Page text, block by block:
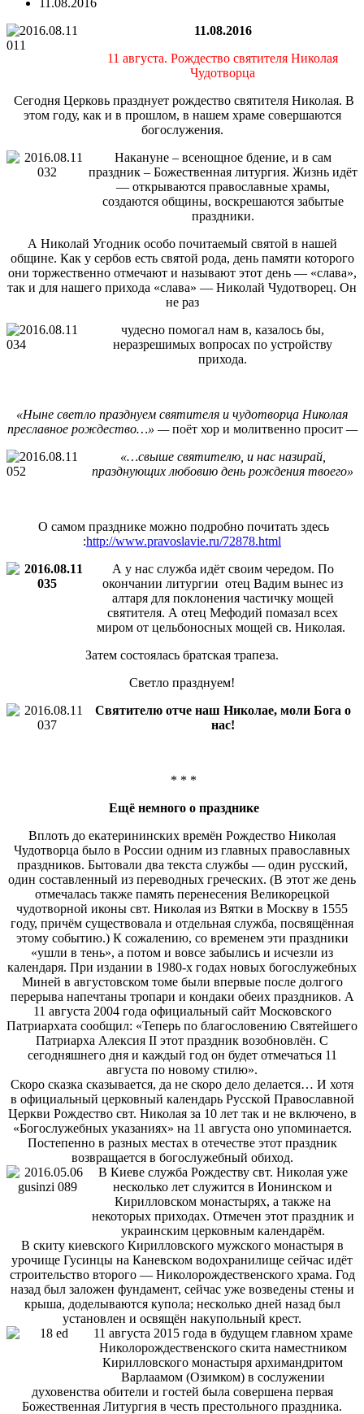
11.08.2016
11.08.2016
11 августа. Рождество святителя Николая
Чудотворца
Сегодня Церковь празднует рождество святителя Николая. В
этом году, как и в прошлом, в нашем храме совершаются
богослужения.
Накануне – всенощное бдение, и в сам
праздник – Божественная литургия. Жизнь идёт
— открываются православные храмы,
создаются общины, воскрешаются забытые
праздники.
А Николай Угодник особо почитаемый святой в нашей
общине. Как у сербов есть святой рода, день памяти которого
они торжественно отмечают и называют этот день — «слава»,
так и для нашего прихода «слава» — Николай Чудотворец. Он
не раз
чудесно помогал нам в, казалось бы,
неразрешимых вопросах по устройству
прихода.
«Ныне светло празднуем святителя и чудотворца Николая
преславное рождество…» —поёт хор и молитвенно просит—
«…свыше святителю, и нас назирай,
празднующих любовию день рождения твоего»
О самом празднике можно подробно почитать здесь
:http://www.pravoslavie.ru/72878.html
А у нас служба идёт своим чередом. По
окончании литургии отец Вадим вынес из
алтаря для поклонения частичку мощей
святителя. А отец Мефодий помазал всех
миром от цельбоносных мощей св. Николая.
Затем состоялась братская трапеза.
Светло празднуем!
Святителю отче наш Николае, моли Бога о
нас!
* * *
Ещё немного о празднике
Вплоть до екатерининских времён Рождество Николая
Чудотворца было в России одним из главных православных
праздников. Бытовали два текста службы — один русский,
один составленный из переводных греческих. (В этот же день
отмечалась также память перенесения Великорецкой
чудотворной иконы свт. Николая из Вятки в Москву в 1555
году, причём существовала и отдельная служба, посвящённая
этому событию.) К сожалению, со временем эти праздники
«ушли в тень», а потом и вовсе забылись и исчезли из
календаря. При издании в 1980-х годах новых богослужебных
Миней в августовском томе были впервые после долгого
перерыва напечтаны тропари и кондаки обеих праздников. А
11 августа 2004 года официальный сайт Московского
Патриархата сообщил: «Теперь по благословению Святейшего
Патриарха Алексия II этот праздник возобновлён. С
сегодняшнего дня и каждый год он будет отмечаться 11
августа по новому стилю».
Скоро сказка сказывается, да не скоро дело делается… И хотя
в официальный церковный календарь Русской Православной
Церкви Рождество свт. Николая за 10 лет так и не включено, в
«Богослужебных указаниях» на 11 августа оно упоминается.
Постепенно в разных местах в отечестве этот праздник
возвращается в богослужебный обиход.
В Киеве служба Рождеству свт. Николая уже
несколько лет служится в Ионинском и
Кирилловском монастырях, а также на
некоторых приходах. Отмечен этот праздник и
украинским церковным календарём.
В скиту киевского Кирилловского мужского монастыря в
урочище Гусинцы на Каневском водохранилище сейчас идёт
строительство второго — Николорождественского храма. Год
назад был заложен фундамент, сейчас уже возведены стены и
крыша, доделываются купола; несколько дней назад был
установлен и освящён накупольный крест.
11 августа 2015 года в будущем главном храме
Николорождественского скита наместником
Кирилловского монастыря архимандритом
Варлаамом (Озимком) в сослужении
духовенства обители и гостей была совершена первая
Божественная Литургия в честь престольного праздника.